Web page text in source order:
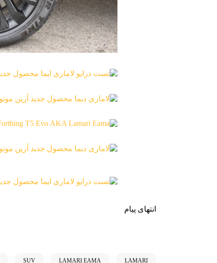
انتهای پیام
LAMARI
LAMARI EAMA
SUV